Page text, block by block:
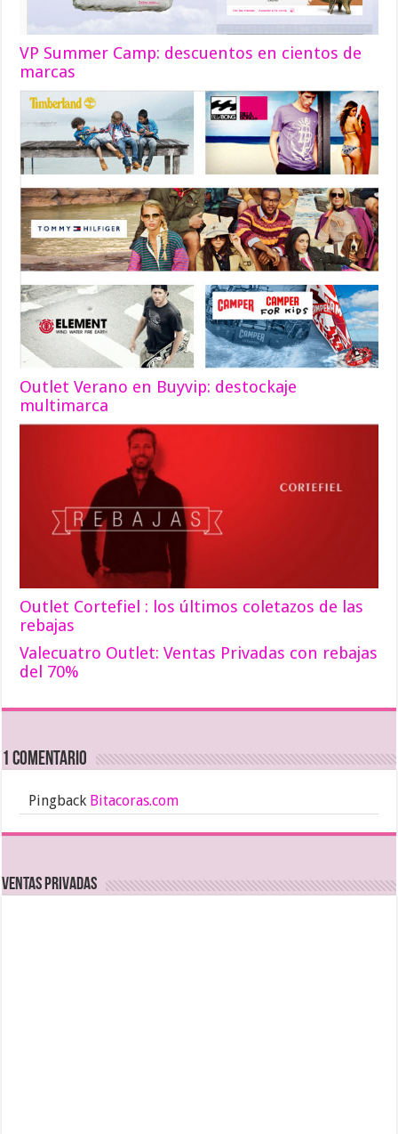
VP Summer Camp: descuentos en cientos de
marcas
Outlet Verano en Buyvip: destockaje
multimarca
Outlet Cortefiel : los últimos coletazos de las
rebajas
Valecuatro Outlet: Ventas Privadas con rebajas
del 70%
1 comentario
Pingback Bitacoras.com
Ventas Privadas